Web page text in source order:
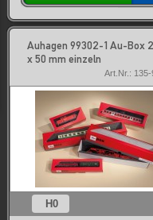
Auhagen 99302-1 Au-Box
x 50 mm einzeln
Art.Nr.:
H0